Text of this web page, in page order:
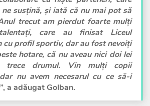
susțină, și iată că nu mai pot să
trecut am pierdut foarte mulți
care au finisat Liceul
cu profil sportiv, dar au fost nevoiți
hotare, că nu aveau nici doi lei
trece drumul. Vin mulți copii
nu avem necesarul cu ce să-i
”, a adăugat Golban.